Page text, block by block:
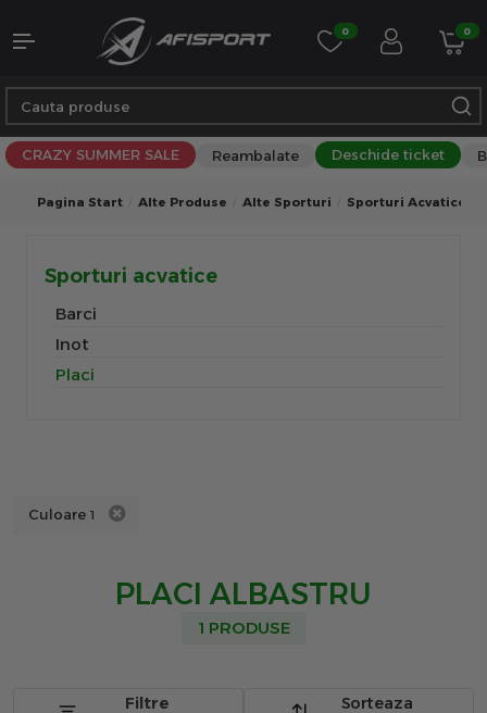
0 0
CRAZY SUMMER SALE Reambalate Deschide ticket
Pagina Start Alte Produse Alte Sporturi Sporturi Acvatice
Sporturi acvatice
Barci
Inot
Placi
Culoare 1
PLACI ALBASTRU
1 PRODUSE
Sorteaza
Filtre